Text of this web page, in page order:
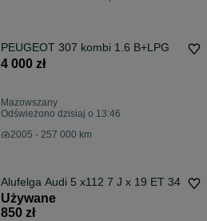
PEUGEOT 307 kombi 1.6 B+LPG
4 000 zł
Mazowszany
Odświeżono dzisiaj o 13:46
2005 - 257 000 km
Alufelga Audi 5 x112 7 J x 19 ET 34
Używane
850 zł